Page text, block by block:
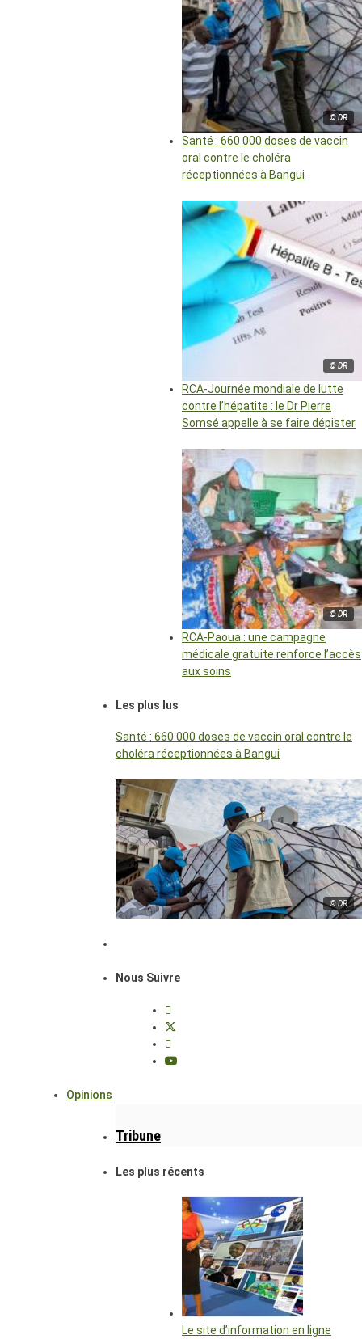
© DR
Santé : 660 000 doses de vaccin
oral contre le choléra
réceptionnées à Bangui
© DR
RCA-Journée mondiale de lutte
contre l’hépatite : le Dr Pierre
Somsé appelle à se faire dépister
© DR
RCA-Paoua : une campagne
médicale gratuite renforce l’accès
aux soins
Les plus lus
Santé : 660 000 doses de vaccin oral contre le
choléra réceptionnées à Bangui
© DR
Nous Suivre
Opinions
Tribune
Les plus récents
Le site d’information en ligne